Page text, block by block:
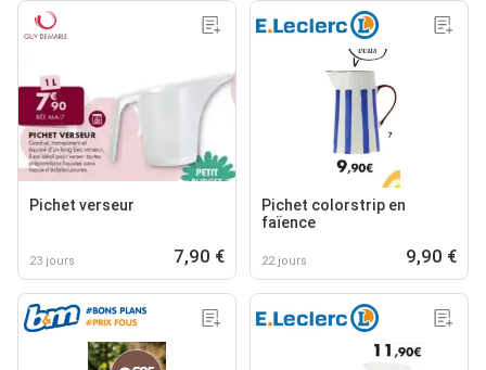
Pichet verseur
23 jours 7,90 €
Pichet colorstrip en
faïence
22 jours 9,90 €